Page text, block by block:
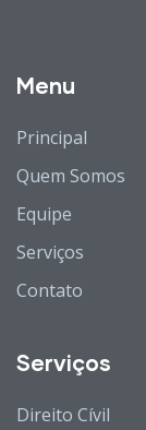
Menu
Principal
Quem Somos
Equipe
Serviços
Contato
Serviços
Direito Cívil